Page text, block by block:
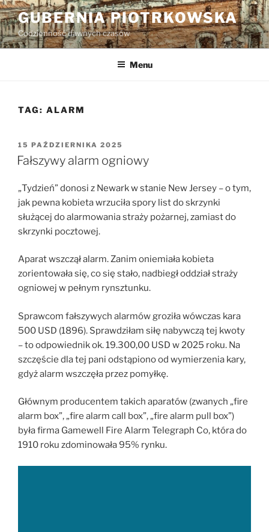
Przejdź
do
treści
GUBERNIA PIOTRKOWSKA
Codzienność dawnych czasów
Menu
TAG: ALARM
OPUBLIKOWANE
W
15 PAŹDZIERNIKA 2025
Fałszywy alarm ogniowy
„Tydzień” donosi z Newark w stanie New Jersey – o tym,
jak pewna kobieta wrzuciła spory list do skrzynki
służącej do alarmowania straży pożarnej, zamiast do
skrzynki pocztowej.
Aparat wszczął alarm. Zanim oniemiała kobieta
zorientowała się, co się stało, nadbiegł oddział straży
ogniowej w pełnym rynsztunku.
Sprawcom fałszywych alarmów groziła wówczas kara
500 USD (1896). Sprawdziłam siłę nabywczą tej kwoty
– to odpowiednik ok. 19.300,00 USD w 2025 roku. Na
szczęście dla tej pani odstąpiono od wymierzenia kary,
gdyż alarm wszczęła przez pomyłkę.
Głównym producentem takich aparatów (zwanych „fire
alarm box”, „fire alarm call box”, „fire alarm pull box”)
była firma Gamewell Fire Alarm Telegraph Co, która do
1910 roku zdominowała 95% rynku.